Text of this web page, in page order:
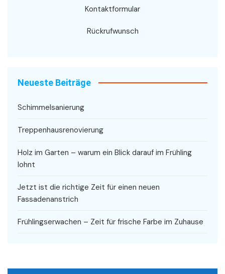
Kontaktformular
Rückrufwunsch
Neueste Beiträge
Schimmelsanierung
Treppenhausrenovierung
Holz im Garten – warum ein Blick darauf im Frühling
lohnt
Jetzt ist die richtige Zeit für einen neuen
Fassadenanstrich
Frühlingserwachen – Zeit für frische Farbe im Zuhause